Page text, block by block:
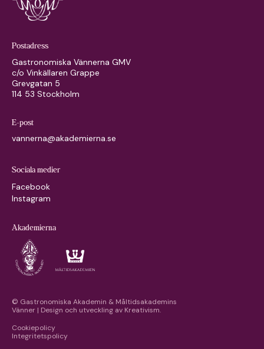
Postadress
Gastronomiska Vännerna GMV
c/o Vinkällaren Grappe
Grevgatan 5
114 53 Stockholm
E-post
vannerna@akademierna.se
Sociala medier
Facebook
Instagram
Akademierna
© Gastronomiska Akademin & Måltidsakademins
Vänner | Design och utveckling av Kreativism.
Cookiepolicy
Integritetspolicy